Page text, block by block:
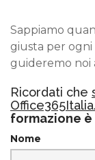
Sappiamo
giusta per ogni
guideremo noi
Ricordati che
formazione
Nome